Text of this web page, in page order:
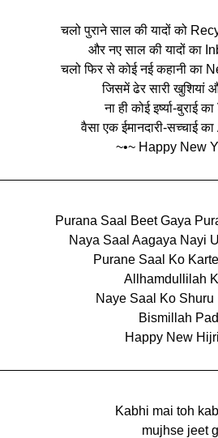
चलो पुराने साल की यादों को
और नए साल की यादों का
चलो फिर से कोई नई कहानी का
जिसमें ढेर सारी खुशियां
ना ही कोई इर्ष्या-बुराई
वैसा एक ईमानदारी-सच्चाई
~•~ Happy New
Purana Saal Beet Gaya
Naya Saal Aagaya Nayi
Purane Saal Ko
Allhamdullilah
Naye Saal Ko Shuru
Bismillah
Happy New
Kabhi mai toh
mujhse jeet